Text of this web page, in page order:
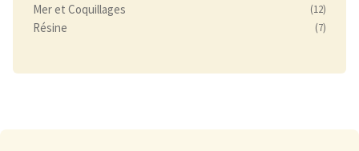
Mer et Coquillages (12)
Résine (7)